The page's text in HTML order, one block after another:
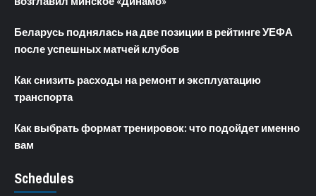
Беларусь поднялась на две позиции в рейтинге УЕФА
после успешных матчей клубов
Как снизить расходы на ремонт и эксплуатацию
транспорта
Как выбрать формат тренировок: что подойдет именно
вам
Schedules